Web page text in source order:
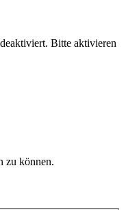
Bitte aktivieren
zu können.